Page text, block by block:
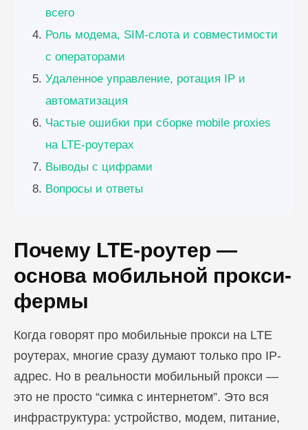
всего
Роль модема, SIM-слота и совместимости
с операторами
Удаленное управление, ротация IP и
автоматизация
Частые ошибки при сборке mobile proxies
на LTE-роутерах
Выводы с цифрами
Вопросы и ответы
Почему LTE-роутер —
основа мобильной прокси-
фермы
Когда говорят про мобильные прокси на LTE
роутерах, многие сразу думают только про IP-
адрес. Но в реальности мобильный прокси —
это не просто “симка с интернетом”. Это вся
инфраструктура: устройство, модем, питание,